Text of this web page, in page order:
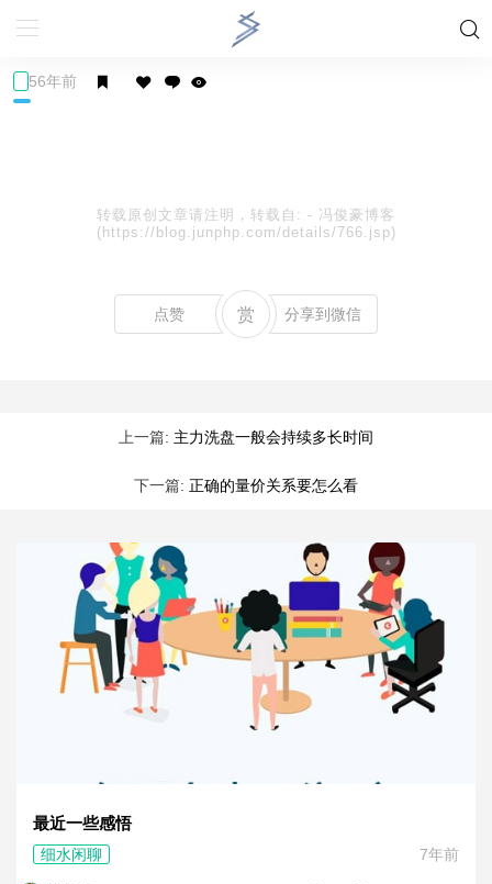
56年前
转载原创文章请注明，转载自: - 冯俊豪博客
(https://blog.junphp.com/details/766.jsp)
点赞 赏 分享到微信
上一篇: 主力洗盘一般会持续多长时间
下一篇: 正确的量价关系要怎么看
最近一些感悟
细水闲聊 7年前